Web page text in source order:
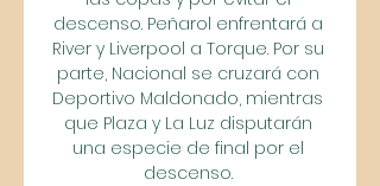
descenso. Peñarol enfrentará a
River y Liverpool a Torque. Por su
parte, Nacional se cruzará con
Deportivo Maldonado, mientras
que Plaza y La Luz disputarán
una especie de final por el
descenso.